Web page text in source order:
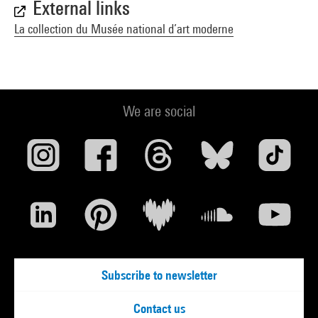
External links
La collection du Musée national d’art moderne
We are social
Subscribe to newsletter
Contact us